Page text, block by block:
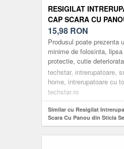
RESIGILAT
CAP SCARA CU
STICLA SECURIZATA
TECHSTAR® TGS 01,
16A, 86 X 86 MM,
CU 1 MODUL
15,98 RON
Produsul poate prezenta
minime de folosinta,
protectie, cutie
usoare zgarieturi etc.
Întrerupătoarele Techstar
techstar, intrerupatoare,
home, intrerupatoare cu
techstar.ro
Similar cu Resigilat
Scara Cu Panou din Sticla
Techstar® TGS 01, 220V,
mm, Negru, cu 1 Modul